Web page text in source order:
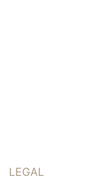
LEGAL